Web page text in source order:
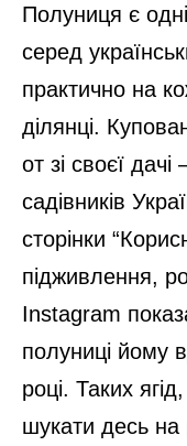
Полуниця є
серед
практично на
ділянці.
от зі своєї
садівників
сторінки
підживлення,
Instagram
полуниці йому
році. Таких
шукати десь на